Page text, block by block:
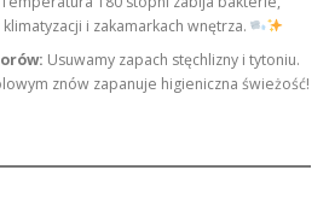
i zakamarkach wnętrza.
Usuwamy zapach stęchlizny i tytoniu.
znów zapanuje higieniczna świeżość!